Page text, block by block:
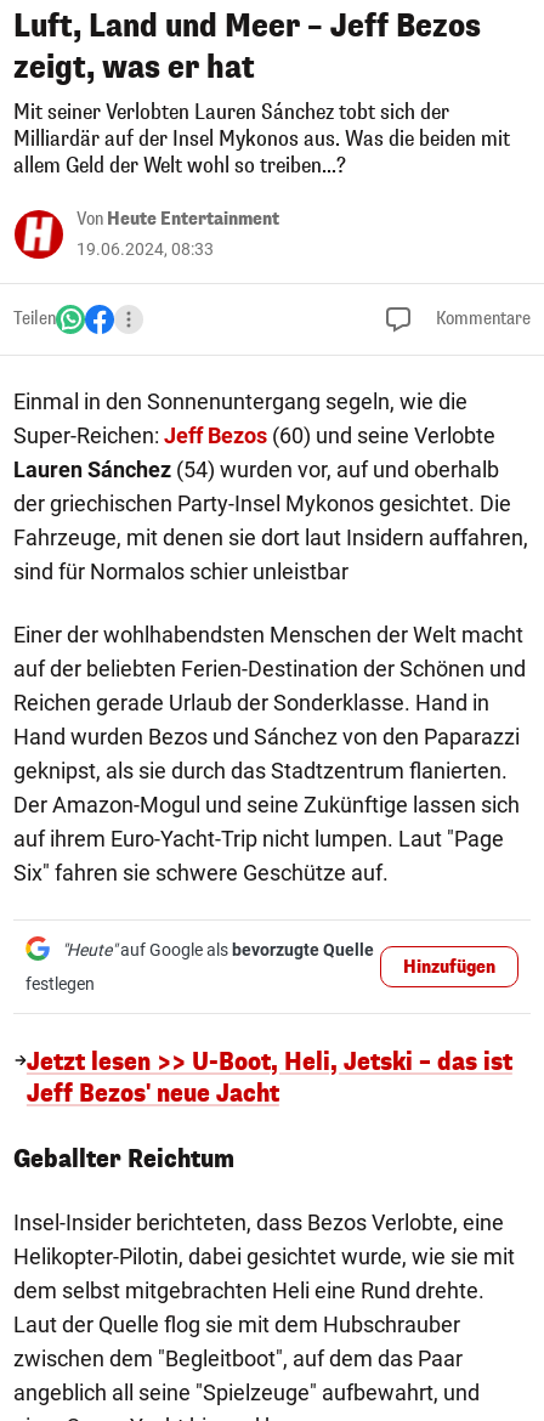
Luft, Land und Meer – Jeff Bezos
zeigt, was er hat
Mit seiner Verlobten Lauren Sánchez tobt sich der
Milliardär auf der Insel Mykonos aus. Was die beiden mit
allem Geld der Welt wohl so treiben...?
Von Heute Entertainment
19.06.2024, 08:33
Teilen Kommentare
Einmal in den Sonnenuntergang segeln, wie die
Super-Reichen: Jeff Bezos (60) und seine Verlobte
Lauren Sánchez (54) wurden vor, auf und oberhalb
der griechischen Party-Insel Mykonos gesichtet. Die
Fahrzeuge, mit denen sie dort laut Insidern auffahren,
sind für Normalos schier unleistbar
Einer der wohlhabendsten Menschen der Welt macht
auf der beliebten Ferien-Destination der Schönen und
Reichen gerade Urlaub der Sonderklasse. Hand in
Hand wurden Bezos und Sánchez von den Paparazzi
geknipst, als sie durch das Stadtzentrum flanierten.
Der Amazon-Mogul und seine Zukünftige lassen sich
auf ihrem Euro-Yacht-Trip nicht lumpen. Laut "Page
Six" fahren sie schwere Geschütze auf.
"Heute"auf Google als bevorzugte Quelle
festlegen
Hinzufügen
Jetzt lesen >> U-Boot, Heli, Jetski – das ist
Jeff Bezos' neue Jacht
Geballter Reichtum
Insel-Insider berichteten, dass Bezos Verlobte, eine
Helikopter-Pilotin, dabei gesichtet wurde, wie sie mit
dem selbst mitgebrachten Heli eine Rund drehte.
Laut der Quelle flog sie mit dem Hubschrauber
zwischen dem "Begleitboot", auf dem das Paar
angeblich all seine "Spielzeuge" aufbewahrt, und